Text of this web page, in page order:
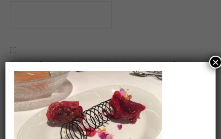
Salvează-mi numele, emailul și site-ul web în acest
navigator pentru data viitoare când o să comentez.
×